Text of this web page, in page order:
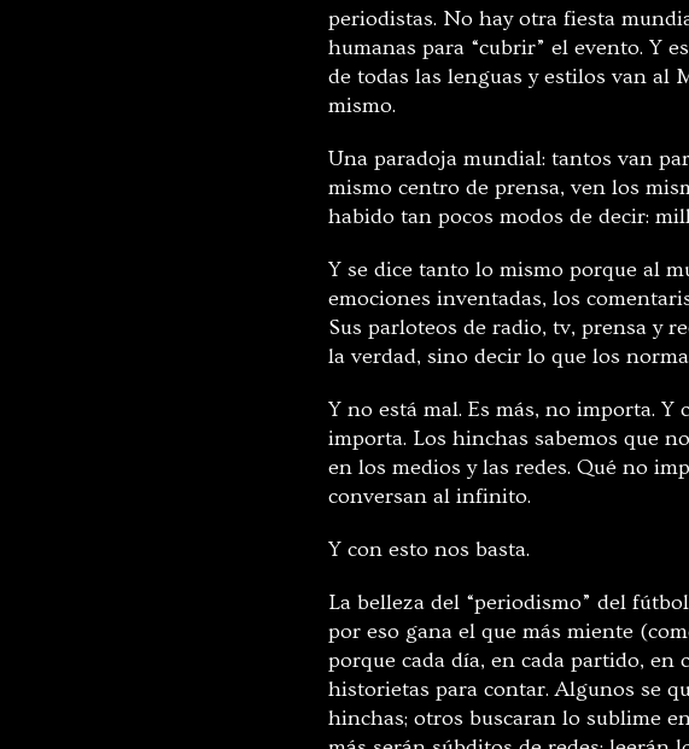
periodistas. No hay otra fiesta
humanas para “cubrir” el evento. Y
de todas las lenguas y estilos van al
mismo.
Una paradoja mundial: tantos van
mismo centro de prensa, ven los
habido tan pocos modos de decir:
Y se dice tanto lo mismo porque al
emociones inventadas, los
Sus parloteos de radio, tv, prensa y
la verdad, sino decir lo que los
Y no está mal. Es más, no importa.
importa. Los hinchas sabemos que
en los medios y las redes. Qué no
conversan al infinito.
Y con esto nos basta.
La belleza del “periodismo” del
por eso gana el que más miente
porque cada día, en cada partido, en
historietas para contar. Algunos se
hinchas; otros buscaran lo sublime